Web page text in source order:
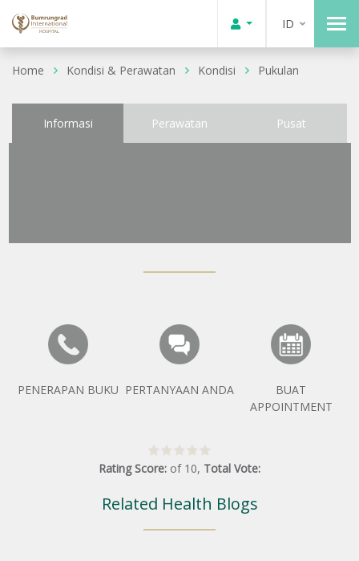
ID
Home Kondisi & Perawatan Kondisi Pukulan
Informasi Perawatan Pusat
PENERAPAN BUKU PERTANYAAN ANDA
BUAT
APPOINTMENT
Rating Score: of 10, Total Vote:
Related Health Blogs